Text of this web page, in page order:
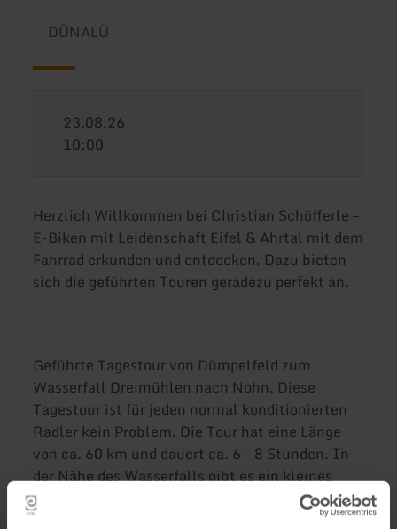
DÜNALÜ
23.08.26
10:00
Herzlich Willkommen bei Christian Schöfferle –
E-Biken mit Leidenschaft Eifel & Ahrtal mit dem
Fahrrad erkunden und entdecken. Dazu bieten
sich die geführten Touren geradezu perfekt an.
Geführte Tagestour von Dümpelfeld zum
Wasserfall Dreimühlen nach Nohn. Diese
Tagestour ist für jeden normal konditionierten
Radler kein Problem. Die Tour hat eine Länge
von ca. 60 km und dauert ca. 6 - 8 Stunden. In
der Nähe des Wasserfalls gibt es ein kleines
Café, mit Einkehr. Nach der Pause und
Besichtigung des Wasserfalls, geht es wieder